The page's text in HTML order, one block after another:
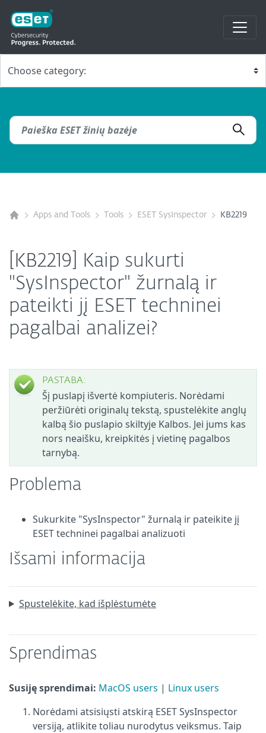
Apps and Tools Tools ESET SysInspector KB2219
[KB2219] Kaip sukurti
"SysInspector" žurnalą ir
pateikti jį ESET techninei
pagalbai analizei?
PASTABA:
Šį puslapį išvertė kompiuteris. Norėdami
peržiūrėti originalų tekstą, spustelėkite anglų
kalbą šio puslapio skiltyje Kalbos. Jei jums kas
nors neaišku, kreipkitės į vietinę pagalbos
tarnybą.
Problema
Sukurkite "SysInspector" žurnalą ir pateikite jį
ESET techninei pagalbai analizuoti
Išsami informacija
Spustelėkite, kad išplėstumėte
Sprendimas
Susiję sprendimai: MacOS users | Linux users
Norėdami atsisiųsti atskirą ESET SysInspector
versiją, atlikite toliau nurodytus veiksmus. Taip